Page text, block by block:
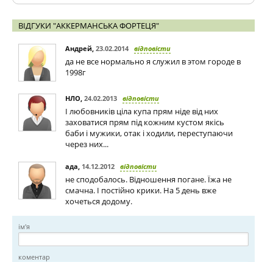
ВІДГУКИ "АККЕРМАНСЬКА ФОРТЕЦЯ"
Андрей 23.02.2014 відповісти
да не все нормально я служил в этом городе в
1998г
НЛО 24.02.2013 відповісти
І любовників ціла купа прям ніде від них
заховатися прям під кожним кустом якісь
баби і мужики, отак і ходили, переступаючи
через них...
ада 14.12.2012 відповісти
не сподобалось. Відношення погане. Їжа не
смачна. І постійно крики. На 5 день вже
хочеться додому.
ім'я
коментар